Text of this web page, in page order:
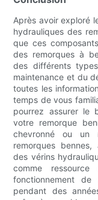
Après avoir exploré
hydrauliques des
que ces
des remorques à
des différents
maintenance et du
toutes les
temps de vous
pourrez assurer le
votre remorque
chevronné ou un
remorques
des vérins
comme
fonctionnement
pendant des